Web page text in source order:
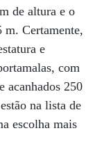
de altura e o
m. Certamente,
e
com
acanhados 250
na lista de
escolha mais